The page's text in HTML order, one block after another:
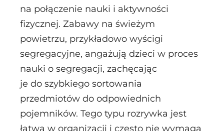
na połączenie nauki i aktywności
fizycznej. Zabawy na świeżym
powietrzu, przykładowo wyścigi
segregacyjne, angażują dzieci w proces
nauki o segregacji, zachęcając
je do szybkiego sortowania
przedmiotów do odpowiednich
pojemników. Tego typu rozrywka jest
łatwa w organizacji i często nie wymaga